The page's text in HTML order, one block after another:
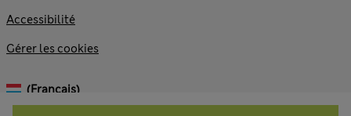
Accessibilité
Gérer les cookies
(français)